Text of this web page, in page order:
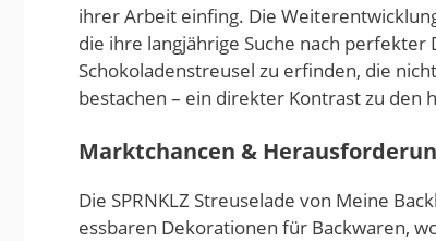
ihrer Arbeit einfing. Die
die ihre langjährige Suche nach
Schokoladenstreusel zu erfinden, die
bestachen – ein direkter Kontrast zu den
Marktchancen &
Die SPRNKLZ Streuselade von Meine
essbaren Dekorationen für Backwaren,